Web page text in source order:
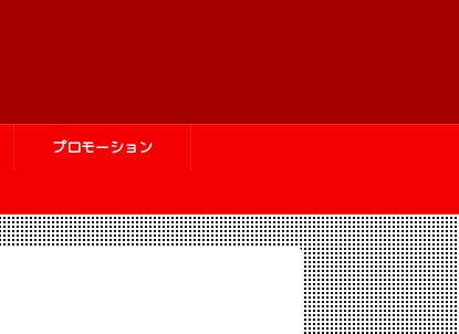
プロモーション